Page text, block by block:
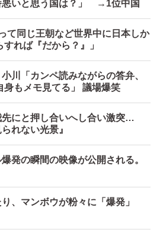
悪いと思う国は？」 →1位中国
て同じ王朝など世界中に日本しか
れば『だから？』」
川「カンペ読みながらの答弁、
身もメモ見てる」 議場爆笑
にと押し合いへし合い激突…
れない光景』
発の瞬間の映像が公開される。
り、マンボウが粉々に「爆発」